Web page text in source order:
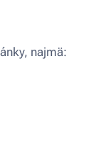
najmä: